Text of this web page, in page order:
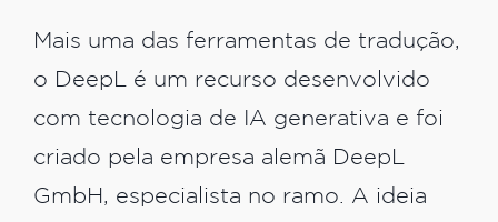
Mais uma das ferramentas de tradução,
o DeepL é um recurso desenvolvido
com tecnologia de IA generativa e foi
criado pela empresa alemã DeepL
GmbH, especialista no ramo. A ideia